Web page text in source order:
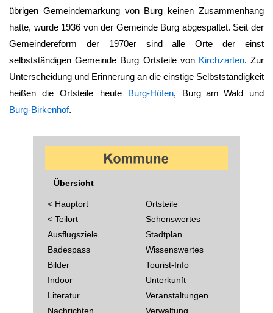
übrigen Gemeindemarkung von Burg keinen Zusammenhang
hatte, wurde 1936 von der Gemeinde Burg abgespaltet. Seit der
Gemeindereform der 1970er sind alle Orte der einst
selbstständigen Gemeinde Burg Ortsteile von Kirchzarten. Zur
Unterscheidung und Erinnerung an die einstige Selbstständigkeit
heißen die Ortsteile heute Burg-Höfen, Burg am Waldund
Burg-Birkenhof.
Übersicht
< Hauptort
< Teilort
Ausflugsziele
Badespass
Bilder
Indoor
Literatur
Nachrichten
Ortsteile
Sehenswertes
Stadtplan
Wissenswertes
Tourist-Info
Unterkunft
Veranstaltungen
Verwaltung